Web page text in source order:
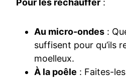
Pour les réchauffer :
Au micro-ondes :
suffisent pour qu’ils
moelleux.
À la poêle : Faites-